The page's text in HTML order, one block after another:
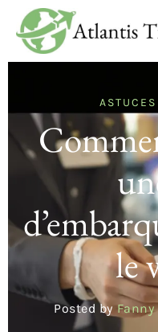
le
Posted by Fanny